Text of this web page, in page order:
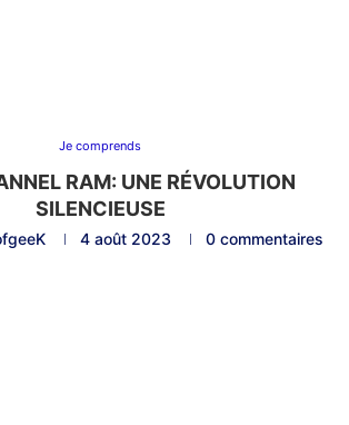
Je comprends
RAM: UNE RÉVOLUTION
SILENCIEUSE
4 août 2023 0 commentaires